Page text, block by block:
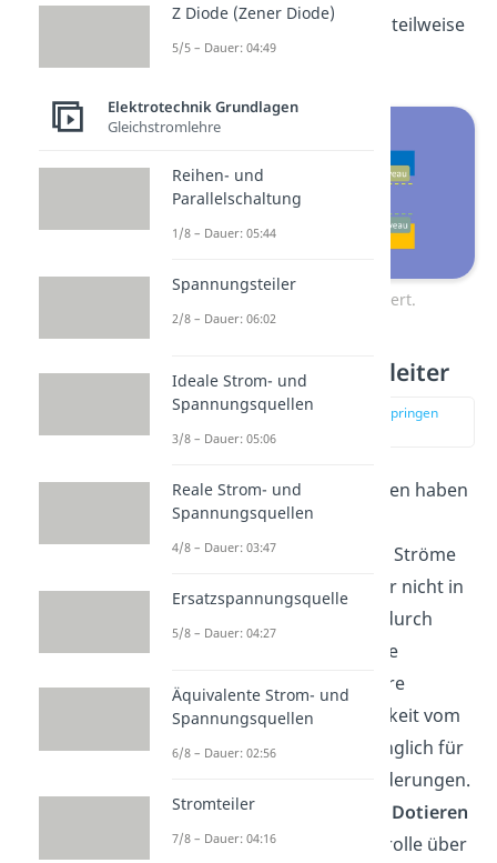
deutlich die Verfügbarkeit teilweise
besetzter Zustände.
Bänderschema illustriert.
Eigenschaften Halbleiter
zur Stelle im Video springen
(03:54)
HalbleiterBaukomponenten haben
eine Reihe sehr nützlicher
Eigenschaften. Sie können Ströme
in eine Richtung leiten aber nicht in
die entgegengesetzte. Dadurch
haben Schaltkreise variable
Widerstände. Zudem ist ihre
Leitfähigkeit, in Abhängigkeit vom
Kristall, besonders empfänglich für
Licht- oder Temperaturänderungen.
Außerdem wird durch das Dotieren
eine deutlich höhere Kontrolle über
Z Diode (Zener Diode)
5/5 – Dauer: 04:49
Elektrotechnik Grundlagen
Gleichstromlehre
Reihen- und
Parallelschaltung
1/8 – Dauer: 05:44
Spannungsteiler
2/8 – Dauer: 06:02
Ideale Strom- und
Spannungsquellen
3/8 – Dauer: 05:06
Reale Strom- und
Spannungsquellen
4/8 – Dauer: 03:47
Ersatzspannungsquelle
5/8 – Dauer: 04:27
Äquivalente Strom- und
Spannungsquellen
6/8 – Dauer: 02:56
Stromteiler
7/8 – Dauer: 04:16